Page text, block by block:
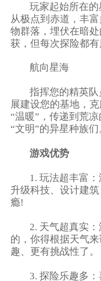
玩家起始所在的
从极点到赤道，丰
物群落，埋伏在暗
获，但每次探险都有
航向星海
指挥您的精英
展建设您的基地，
“温暖”，传递到荒
“文明”的异星种族们
游戏优势
1. 玩法超丰富
升级科技、设计建
瘾!
2. 天气超真实
的，你得根据天气
趣、更有挑战性了。
3. 探险乐趣多